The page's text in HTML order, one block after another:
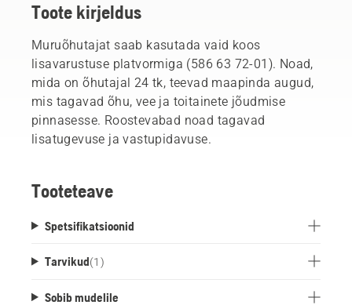
Toote kirjeldus
Muruõhutajat saab kasutada vaid koos
lisavarustuse platvormiga (586 63 72-01). Noad,
mida on õhutajal 24 tk, teevad maapinda augud,
mis tagavad õhu, vee ja toitainete jõudmise
pinnasesse. Roostevabad noad tagavad
lisatugevuse ja vastupidavuse.
Tooteteave
Spetsifikatsioonid
Tarvikud(1 )
Sobib mudelile